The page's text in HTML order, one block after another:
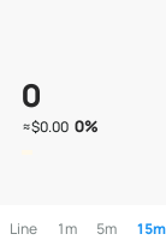
0
≈$0.00 0%
Line 1m 5m 15m